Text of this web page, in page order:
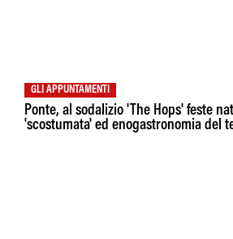
GLI APPUNTAMENTI
Ponte, al sodalizio 'The Hops' feste
'scostumata' ed enogastronomia del